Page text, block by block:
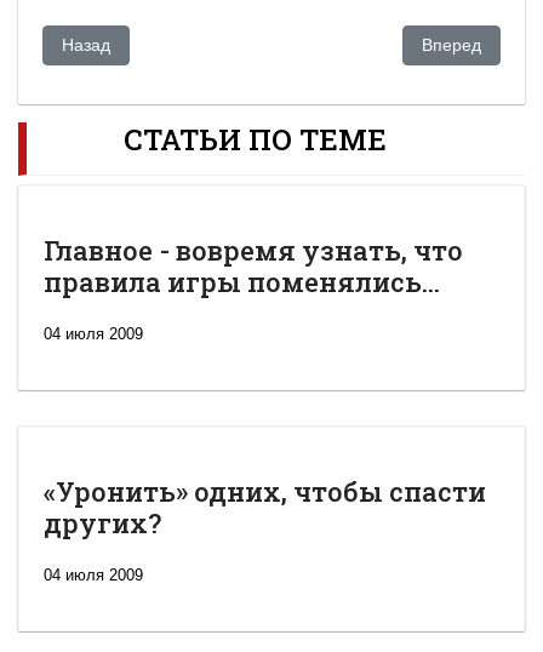
Предыдущий: Казахстан триумфально завершил
Назад Следующий:
Вперед
СТАТЬИ ПО ТЕМЕ
Главное - вовремя узнать, что
правила игры поменялись...
04 июля 2009
«Уронить» одних, чтобы спасти
других?
04 июля 2009